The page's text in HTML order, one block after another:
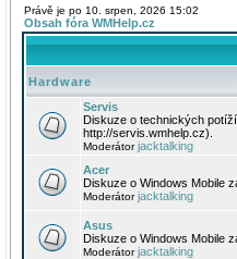
Právě je po 10. srpen, 2026 15:02
Obsah fóra WMHelp.cz
Hardware
Servis
Diskuze o technických
http://servis.wmhelp.cz).
Moderátorjacktalking
Acer
Diskuze o Windows Mobile
Moderátorjacktalking
Asus
Diskuze o Windows Mobile
Moderátorjacktalking